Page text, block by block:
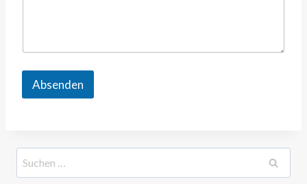
Absenden
nach: